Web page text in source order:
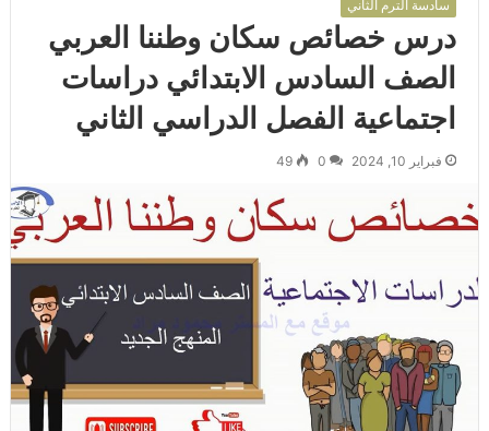
سادسة الترم الثاني
درس خصائص سكان وطننا العربي
الصف السادس الابتدائي دراسات
اجتماعية الفصل الدراسي الثاني
فبراير 10, 2024 0
49